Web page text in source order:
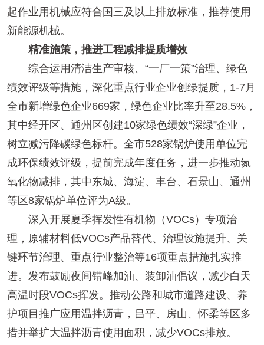
起作业用机械应符合国三及以上排放标准，推荐使用
新能源机械。
精准施策，推进工程减排提质增效
综合运用清洁生产审核、“一厂一策”治理、绿色
绩效评级等措施，深化重点行业企业创绿提质，1-7月
全市新增绿色企业669家，绿色企业比率升至28.5%，
其中经开区、通州区创建10家绿色绩效“深绿”企业，
树立减污降碳绿色标杆。全市528家锅炉使用单位完
成环保绩效评级，提前完成年度任务，进一步推动氮
氧化物减排，其中东城、海淀、丰台、石景山、通州
等区8家锅炉单位评为A级。
深入开展夏季挥发性有机物（VOCs）专项治
理，原辅材料低VOCs产品替代、治理设施提升、关
键环节治理、重点行业整治等16项重点措施扎实推
进。发布鼓励夜间错峰加油、装卸油倡议，减少白天
高温时段VOCs挥发。推动公路和城市道路建设、养
护项目推广应用温拌沥青，昌平、房山、怀柔等区多
措并举扩大温拌沥青使用面积，减少VOCs排放。